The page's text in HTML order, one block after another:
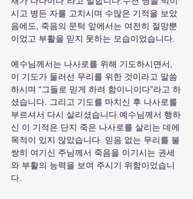
시고 병든 자를 고치시며 수많은 기적을 보았
음에도, 죽음의 문턱 앞에서는 여전히 절망뿐
이었고 부활을 믿지 못하는 모습이었습니다.
예수님께서는 나사로를 위해 기도하시면서,
이 기도가 둘러선 무리를 위한 것이라고 말씀
하시며 “그들로 믿게 하려 함이니이다”라고 하
셨습니다. 그리고 기도를 마치신 후 나사로를
부르셔서 다시 살리셨습니다.예수님께서 행하
신 이 기적은 단지 죽은 나사로를 살리는 데에
목적이 있지 않았습니다. 믿음 없는 무리를 불
쌍히 여기신 주님께서 죽음을 이기시는 권세
와 부활의 능력을 보여 주시기 위함이었습니
다.